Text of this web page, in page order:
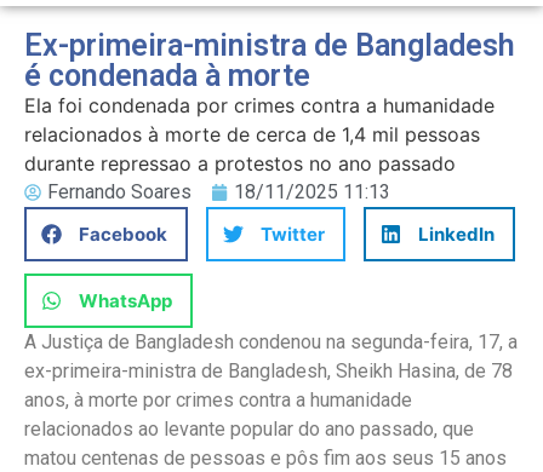
Ex-primeira-ministra de Bangladesh
é condenada à morte
Ela foi condenada por crimes contra a humanidade
relacionados à morte de cerca de 1,4 mil pessoas
durante repressao a protestos no ano passado
Fernando Soares
18/11/2025 11:13
Facebook
Twitter LinkedIn
WhatsApp
A Justiça de Bangladesh condenou na segunda-feira, 17, a
ex-primeira-ministra de Bangladesh, Sheikh Hasina, de 78
anos, à morte por crimes contra a humanidade
relacionados ao levante popular do ano passado, que
matou centenas de pessoas e pôs fim aos seus 15 anos